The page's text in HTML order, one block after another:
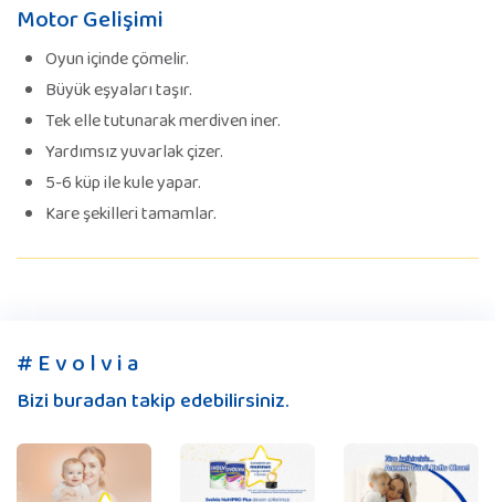
Motor Gelişimi
Oyun içinde çömelir.
Büyük eşyaları taşır.
Tek elle tutunarak merdiven iner.
Yardımsız yuvarlak çizer.
5-6 küp ile kule yapar.
Kare şekilleri tamamlar.
# E v o l v i a
Bizi buradan takip edebilirsiniz.